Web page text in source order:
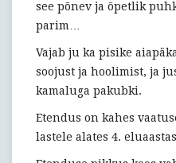
see põnev ja õpetlik
parim…
Vajab ju ka pisike
soojust ja hoolimist, ja
kamaluga pakubki.
Etendus on kahes
lastele alates 4.